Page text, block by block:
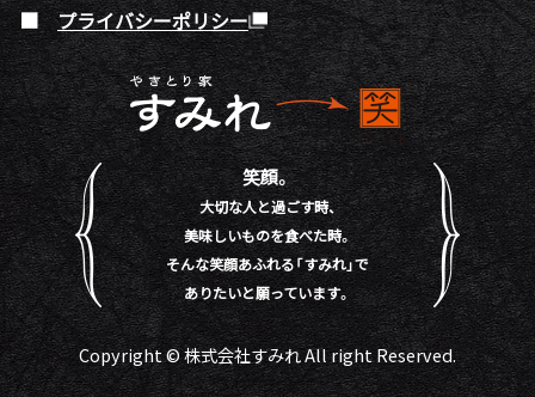
プライバシーポリシー
笑顔。
大切な人と過ごす時、
美味しいものを食べた時。
そんな笑顔あふれる「すみれ」で
ありたいと願っています。
Copyright © 株式会社すみれ All right Reserved.